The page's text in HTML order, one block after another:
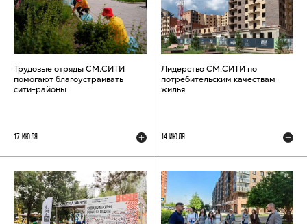
Трудовые отряды СМ.СИТИ
помогают благоустраивать
сити-районы
17 ИЮЛЯ
Лидерство СМ.СИТИ по
потребительским качествам
жилья
14 ИЮЛЯ